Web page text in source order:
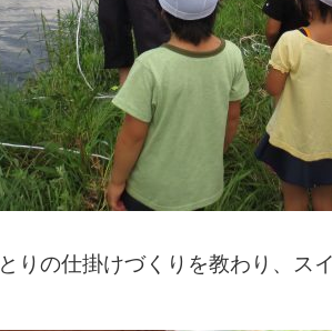
りの仕掛けづくりを教わり、ス